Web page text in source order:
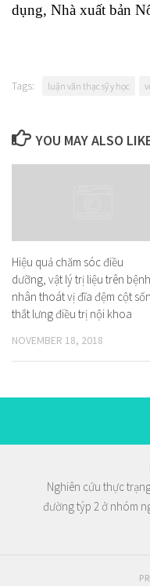
dụng, Nhà xuất bản
Tags: luận văn thạc sỹ y học
YOU MAY ALSO
Hiệu quả chăm sóc điều
dưỡng, vật lý trị liệu trên bệnh
nhân thoát vị đĩa đệm cột
thắt lưng điều trị nội khoa
NOVEMBER 18, 2018
Nghiên cứu thực
đường týp 2 ở nhóm